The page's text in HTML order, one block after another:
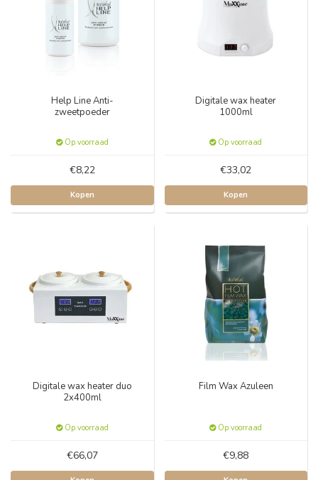
Help Line Anti-
zweetpoeder
Op voorraad
€8,22
Kopen
Digitale wax heater
1000ml
Op voorraad
€33,02
Kopen
Digitale wax heater duo
2x400ml
Op voorraad
€66,07
Film Wax Azuleen
Op voorraad
€9,88